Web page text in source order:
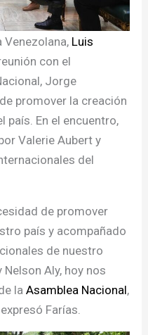
Venezolana, Luis
con el
Jorge
promover la creación
país. En el encuentro,
Valerie Aubert y
del
de promover
país y acompañado
de nuestro
Aly, hoy nos
laAsamblea Nacional,
Farías.